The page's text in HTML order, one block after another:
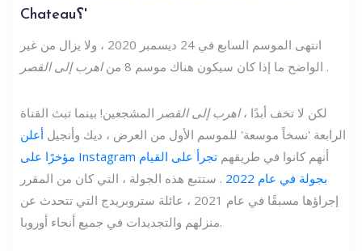
Chateau؟'
انتهى الموسم السابع في 24 ديسمبر 2020 ، ولا يزال من غير
الواضح ما إذا كان سيكون هناك موسم 8 من
اهرب إلى القصر .
لكن لا تخف أبدًا ،اهرب إلى القصر المشجعين! بينما تبث القناة
الرابعة 'نسخاً موسعة' للموسم الأول من العرض ، ديك وأنجيل أعلن
مؤخرًا على Instagram
أنهم كانوا في طريقهم تجرأ على القيام
بجولة في عام 2022
. ستتبع هذه الجولة ، التي كان من المقرر
إجراؤها مسبقًا في عام 2021 ، عائلة ستروبريدج التي تتحدث عن
منزلهم والتجديدات في جميع أنحاء أوروبا.